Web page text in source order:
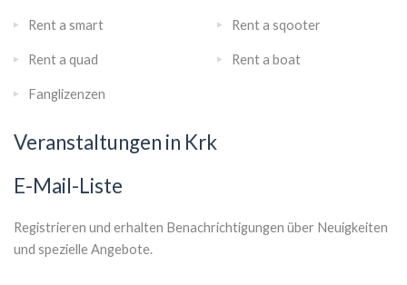
Rent a smart Rent a sqooter
Rent a quad Rent a boat
Fanglizenzen
Veranstaltungen in Krk
E-Mail-Liste
Registrieren und erhalten Benachrichtigungen über Neuigkeiten
und spezielle Angebote.